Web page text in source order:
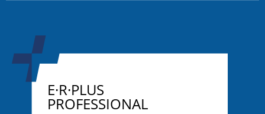
E·R·PLUS
PROFESSIONAL